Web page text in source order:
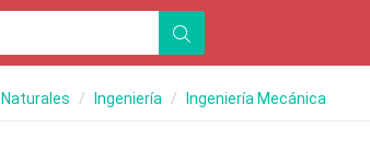
Ingeniería Ingeniería Mecánica